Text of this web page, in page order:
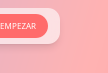
EMPEZAR